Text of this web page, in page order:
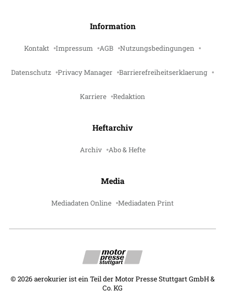
Information
Kontakt Impressum AGB Nutzungsbedingungen
Datenschutz Privacy Manager Barrierefreiheitserklaerung
Karriere Redaktion
Heftarchiv
Archiv Abo & Hefte
Media
Mediadaten Online Mediadaten Print
© 2026 aerokurier ist ein Teil der Motor Presse Stuttgart GmbH &
Co. KG